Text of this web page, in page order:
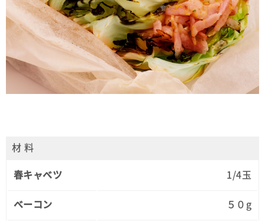
材 料
春キャベツ 1/4玉
ベーコン ５０g